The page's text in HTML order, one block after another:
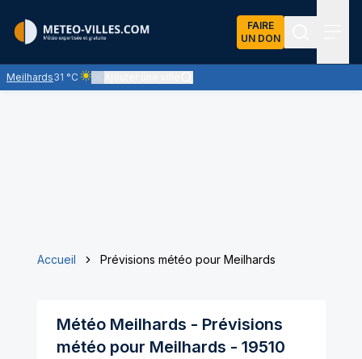
FAIRE
UN DON
Meilhards31 °C
Ciel clair - quasiment pas de nuages et un soleil
Accueil Prévisions météo pour Meilhards
Météo Meilhards - Prévisions
météo pour Meilhards - 19510